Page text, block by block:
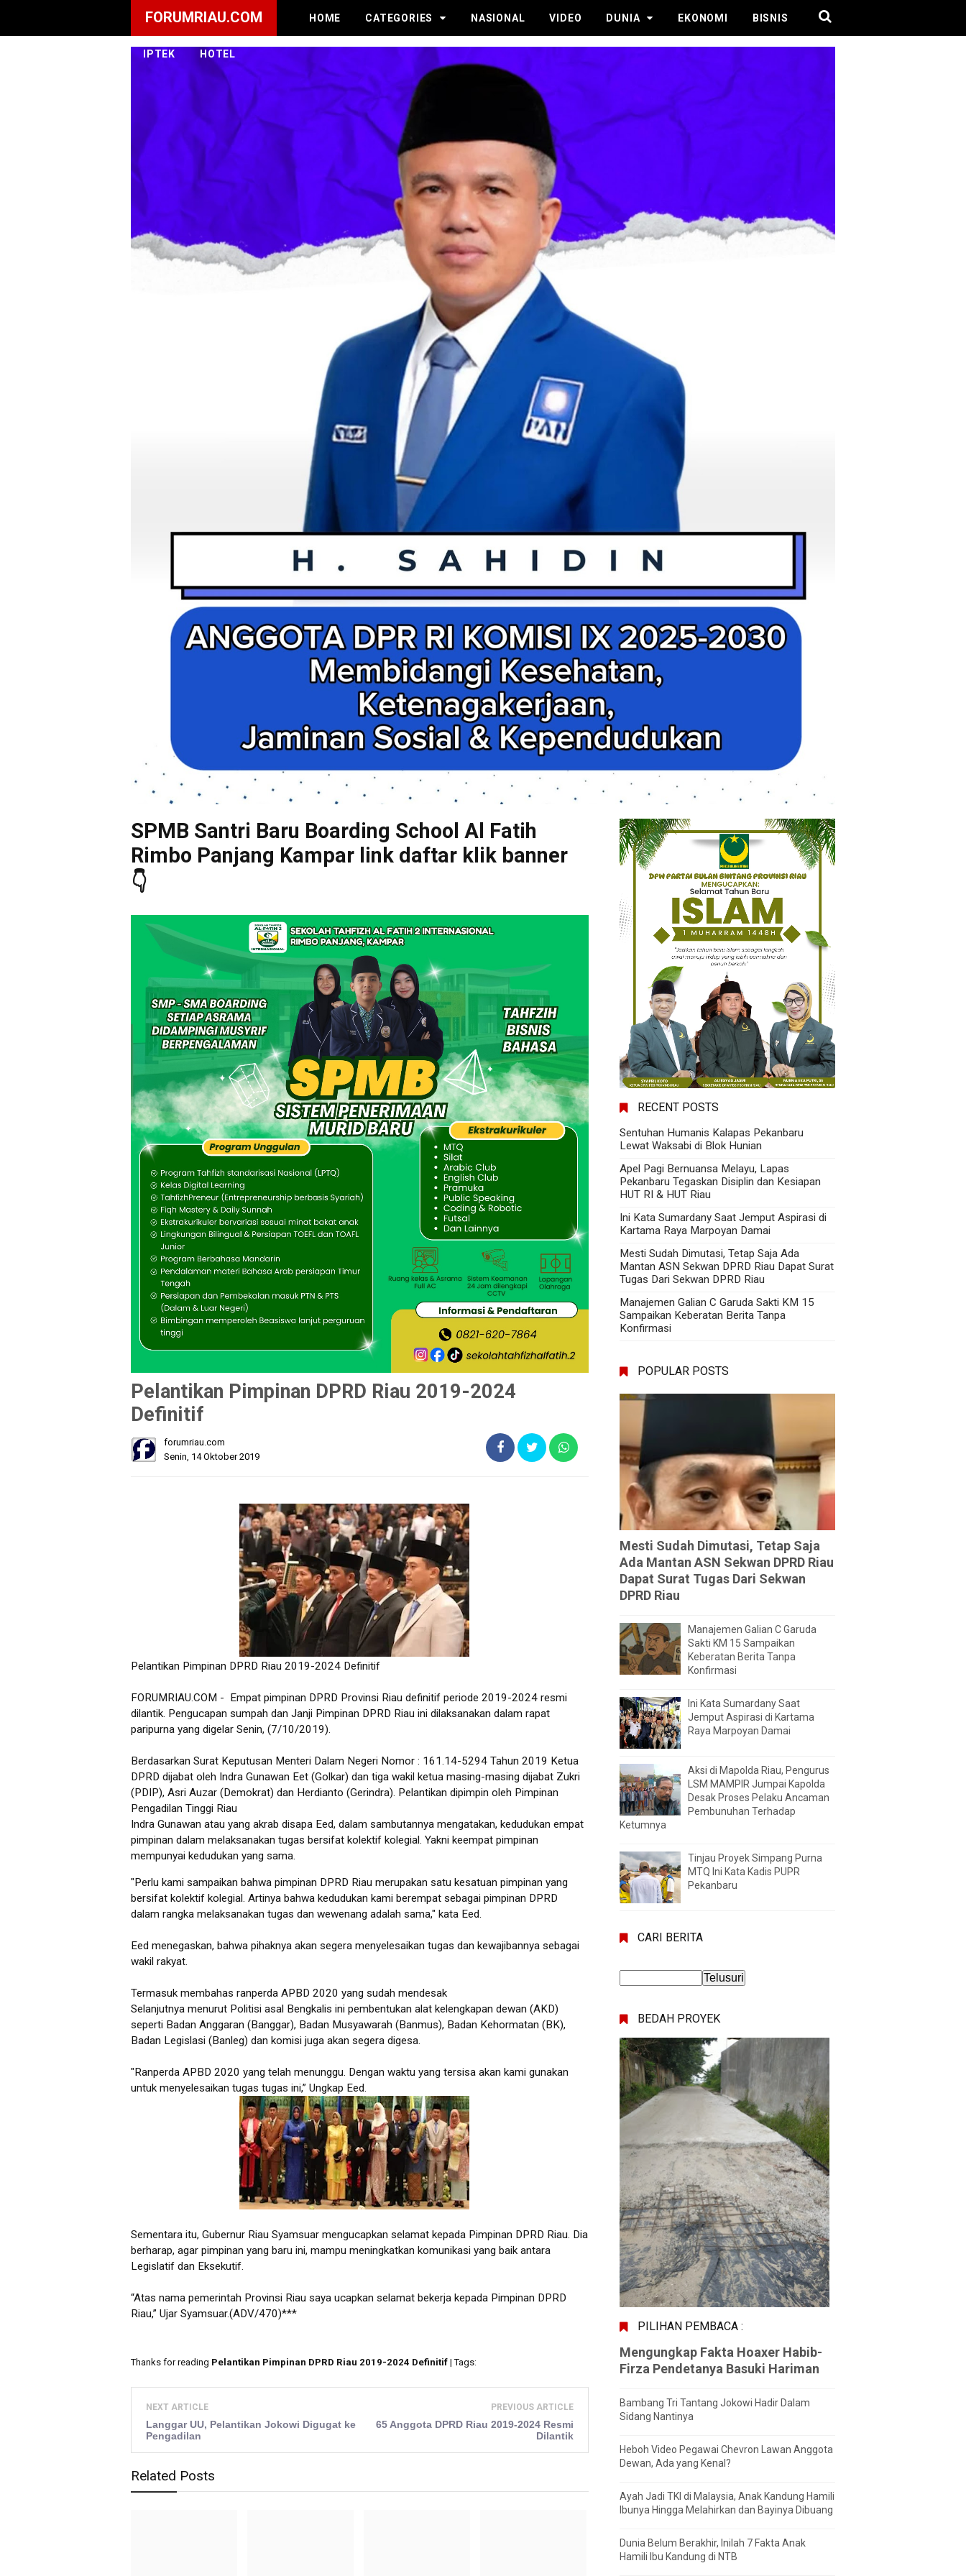
FORUMRIAU.COM HOME CATEGORIES NASIONAL VIDEO DUNIA EKONOMI BISNIS
IPTEK HOTEL
SPMB Santri Baru Boarding School Al Fatih
Rimbo Panjang Kampar link daftar klik banner
👇
Pelantikan Pimpinan DPRD Riau 2019-2024
Definitif
forumriau.com
Senin, 14 Oktober 2019
Pelantikan Pimpinan DPRD Riau 2019-2024 Definitif
FORUMRIAU.COM - Empat pimpinan DPRD Provinsi Riau definitif periode 2019-2024 resmi
dilantik. Pengucapan sumpah dan Janji Pimpinan DPRD Riau ini dilaksanakan dalam rapat
paripurna yang digelar Senin, (7/10/2019).
Berdasarkan Surat Keputusan Menteri Dalam Negeri Nomor : 161.14-5294 Tahun 2019 Ketua
DPRD dijabat oleh Indra Gunawan Eet (Golkar) dan tiga wakil ketua masing-masing dijabat Zukri
(PDIP), Asri Auzar (Demokrat) dan Herdianto (Gerindra). Pelantikan dipimpin oleh Pimpinan
Pengadilan Tinggi Riau
Indra Gunawan atau yang akrab disapa Eed, dalam sambutannya mengatakan, kedudukan empat
pimpinan dalam melaksanakan tugas bersifat kolektif kolegial. Yakni keempat pimpinan
mempunyai kedudukan yang sama.
"Perlu kami sampaikan bahwa pimpinan DPRD Riau merupakan satu kesatuan pimpinan yang
bersifat kolektif kolegial. Artinya bahwa kedudukan kami berempat sebagai pimpinan DPRD
dalam rangka melaksanakan tugas dan wewenang adalah sama," kata Eed.
Eed menegaskan, bahwa pihaknya akan segera menyelesaikan tugas dan kewajibannya sebagai
wakil rakyat.
Termasuk membahas ranperda APBD 2020 yang sudah mendesak
Selanjutnya menurut Politisi asal Bengkalis ini pembentukan alat kelengkapan dewan (AKD)
seperti Badan Anggaran (Banggar), Badan Musyawarah (Banmus), Badan Kehormatan (BK),
Badan Legislasi (Banleg) dan komisi juga akan segera digesa.
"Ranperda APBD 2020 yang telah menunggu. Dengan waktu yang tersisa akan kami gunakan
untuk menyelesaikan tugas tugas ini,” Ungkap Eed.
Sementara itu, Gubernur Riau Syamsuar mengucapkan selamat kepada Pimpinan DPRD Riau. Dia
berharap, agar pimpinan yang baru ini, mampu meningkatkan komunikasi yang baik antara
Legislatif dan Eksekutif.
“Atas nama pemerintah Provinsi Riau saya ucapkan selamat bekerja kepada Pimpinan DPRD
Riau,” Ujar Syamsuar.(ADV/470)***
Thanks for reading Pelantikan Pimpinan DPRD Riau 2019-2024 Definitif | Tags:
NEXT ARTICLE
Langgar UU, Pelantikan Jokowi Digugat ke
Pengadilan
PREVIOUS ARTICLE
65 Anggota DPRD Riau 2019-2024 Resmi
Dilantik
Related Posts
RECENT POSTS
Sentuhan Humanis Kalapas Pekanbaru
Lewat Waksabi di Blok Hunian
Apel Pagi Bernuansa Melayu, Lapas
Pekanbaru Tegaskan Disiplin dan Kesiapan
HUT RI & HUT Riau
Ini Kata Sumardany Saat Jemput Aspirasi di
Kartama Raya Marpoyan Damai
Mesti Sudah Dimutasi, Tetap Saja Ada
Mantan ASN Sekwan DPRD Riau Dapat Surat
Tugas Dari Sekwan DPRD Riau
Manajemen Galian C Garuda Sakti KM 15
Sampaikan Keberatan Berita Tanpa
Konfirmasi
POPULAR POSTS
Mesti Sudah Dimutasi, Tetap Saja
Ada Mantan ASN Sekwan DPRD Riau
Dapat Surat Tugas Dari Sekwan
DPRD Riau
Manajemen Galian C Garuda
Sakti KM 15 Sampaikan
Keberatan Berita Tanpa
Konfirmasi
Ini Kata Sumardany Saat
Jemput Aspirasi di Kartama
Raya Marpoyan Damai
Aksi di Mapolda Riau, Pengurus
LSM MAMPIR Jumpai Kapolda
Desak Proses Pelaku Ancaman
Pembunuhan Terhadap
Ketumnya
Tinjau Proyek Simpang Purna
MTQ Ini Kata Kadis PUPR
Pekanbaru
CARI BERITA
BEDAH PROYEK
PILIHAN PEMBACA :
Mengungkap Fakta Hoaxer Habib-
Firza Pendetanya Basuki Hariman
Bambang Tri Tantang Jokowi Hadir Dalam
Sidang Nantinya
Heboh Video Pegawai Chevron Lawan Anggota
Dewan, Ada yang Kenal?
Ayah Jadi TKI di Malaysia, Anak Kandung Hamili
Ibunya Hingga Melahirkan dan Bayinya Dibuang
Dunia Belum Berakhir, Inilah 7 Fakta Anak
Hamili Ibu Kandung di NTB